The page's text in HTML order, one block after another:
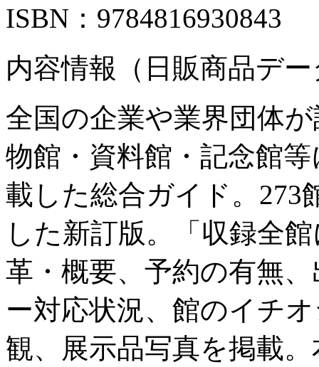
ISBN：9784816930843
内容情報（日販商品デ
全国の企業や業界団体
物館・資料館・記念館
載した総合ガイド。273
した新訂版。「収録全
革・概要、予約の有無
ー対応状況、館のイチ
観、展示品写真を掲載